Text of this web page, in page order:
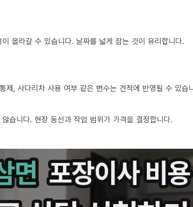
올라갈 수 있습니다. 날짜를 넓게 잡는 것이 유리합니다.
제, 사다리차 사용 여부 같은 변수는 견적에 반영될 수 있습
습니다. 현장 동선과 작업 범위가 가격을 결정합니다.